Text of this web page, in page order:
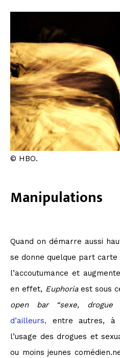
© HBO.
Manipulations
Quand on démarre aussi
se donne quelque part
l’accoutumance et
en effet, Euphoria est sous
open bar “sexe, drogue
d’ailleurs, entre autres, à
l’usage des drogues et
ou moins jeunes